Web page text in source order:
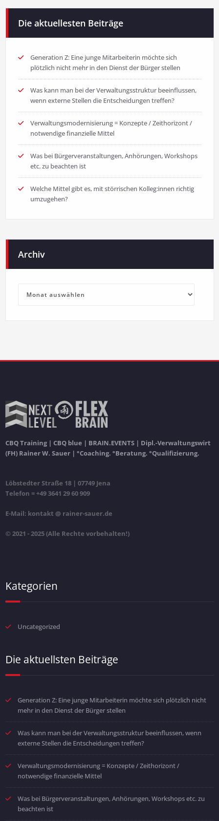
Die aktuellesten Beiträge
Generation Z: Eine junge Mitarbeiterin möchte sich
plötzlich nicht mehr in den Dienst der Bürger stellen
Was kann man bei der Verwaltungsstruktur beeinflussen,
wenn externe Stellen die Entscheidungen treffen?
Verwaltungsmodernisierung = Konzepte / Zeithorizont /
notwendige finanzielle Mittel
Was bei Bürgerveranstaltungen, Anhörungen, Workshops
etc. zu beachten ist
Welche Mittel gibt es, mit störrischen Kolleg:innen richtig
umzugehen?
Archiv
CBQ Training | CBQ blue | BRAIN.EVENTS | Dipl.-Verwaltungswirt
(FH) Rainer W. Sauer | °Coaching. °Beratung. °Qualifizierung.
Löbstedter Straße 18 | 07749 Jena
Telefon = +49 3641 29 60 909
E-Mail: kontakt @ rainer-sauer.de
© 2021 - 2025 (Alle Rechte vorbehalten!)
Kategorien
Uncategorized
Die aktuellsten Beiträge
Generation Z: Eine junge Mitarbeiterin möchte sich plötzlich nicht
mehr in den Dienst der Bürger stellen
Was kann man bei der Verwaltungsstruktur beeinflussen, wenn
externe Stellen die Entscheidungen treffen?
Verwaltungsmodernisierung = Konzepte / Zeithorizont /
notwendige finanzielle Mittel
Was bei Bürgerveranstaltungen, Anhörungen, Workshops etc. zu
beachten ist